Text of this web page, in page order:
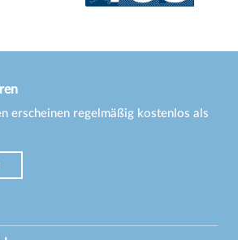
erscheinen regelmäßig kostenlos als